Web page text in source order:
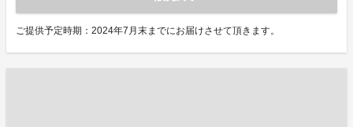
ご提供予定時期：2024年7月末までにお届けさせて頂きます。